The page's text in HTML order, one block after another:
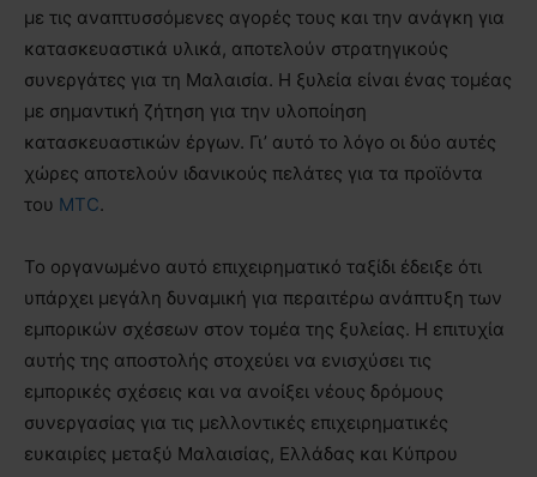
με τις αναπτυσσόμενες αγορές τους και την ανάγκη για
κατασκευαστικά υλικά, αποτελούν στρατηγικούς
συνεργάτες για τη Μαλαισία. Η ξυλεία είναι ένας τομέας
με σημαντική ζήτηση για την υλοποίηση
κατασκευαστικών έργων. Γι’ αυτό το λόγο οι δύο αυτές
χώρες αποτελούν ιδανικούς πελάτες για τα προϊόντα
του MTC.
Το οργανωμένο αυτό επιχειρηματικό ταξίδι έδειξε ότι
υπάρχει μεγάλη δυναμική για περαιτέρω ανάπτυξη των
εμπορικών σχέσεων στον τομέα της ξυλείας. Η επιτυχία
αυτής της αποστολής στοχεύει να ενισχύσει τις
εμπορικές σχέσεις και να ανοίξει νέους δρόμους
συνεργασίας για τις μελλοντικές επιχειρηματικές
ευκαιρίες μεταξύ Μαλαισίας, Ελλάδας και Κύπρου